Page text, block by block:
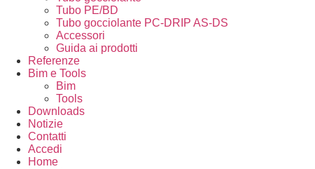
Tubo PE/BD
Tubo gocciolante PC-DRIP AS-DS
Accessori
Guida ai prodotti
Referenze
Bim e Tools
Bim
Tools
Downloads
Notizie
Contatti
Accedi
Home